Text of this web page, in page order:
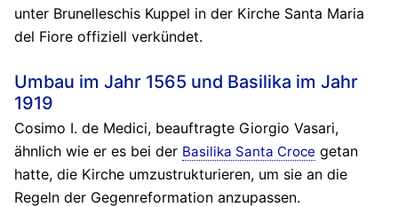
unter Brunelleschis Kuppel in der Kirche Santa Maria
del Fiore offiziell verkündet.
Umbau im Jahr 1565 und Basilika im Jahr
1919
Cosimo I. de Medici, beauftragte Giorgio Vasari,
ähnlich wie er es bei der Basilika Santa Croce getan
hatte, die Kirche umzustrukturieren, um sie an die
Regeln der Gegenreformation anzupassen.